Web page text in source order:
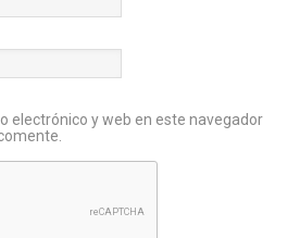
electrónico y web en este navegador